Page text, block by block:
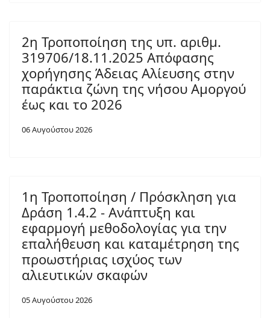
2η Τροποποίηση της υπ. αριθμ.
319706/18.11.2025 Απόφασης
χορήγησης Άδειας Αλίευσης στην
παράκτια ζώνη της νήσου Αμοργού
έως και το 2026
06 Αυγούστου 2026
1η Τροποποίηση / Πρόσκληση για
Δράση 1.4.2 - Ανάπτυξη και
εφαρμογή μεθοδολογίας για την
επαλήθευση και καταμέτρηση της
προωστήριας ισχύος των
αλιευτικών σκαφών
05 Αυγούστου 2026